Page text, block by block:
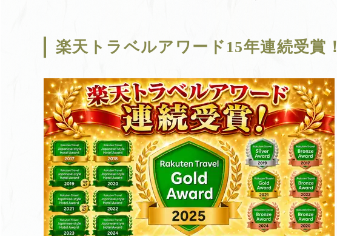
楽天トラベルアワード15年連続受賞！